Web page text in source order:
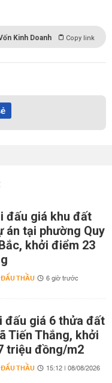
Kinh Doanh Copy link
đấu giá khu đất
án tại phường Quy
khởi điểm 23
THẦU 6 giờ trước
đấu giá 6 thửa đất
Tiến Thắng, khởi
triệu đồng/m2
THẦU 15:12 | 08/08/2026